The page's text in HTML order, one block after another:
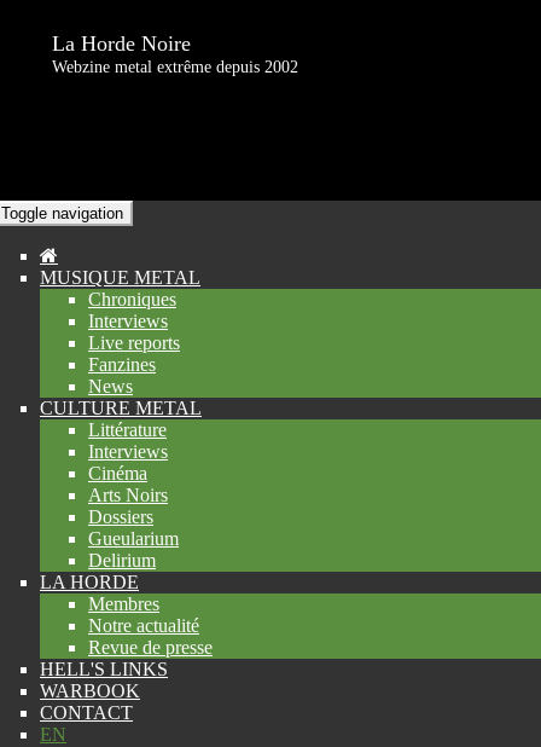
La Horde Noire
Webzine metal extrême depuis 2002
Toggle navigation
MUSIQUE METAL
Chroniques
Interviews
Live reports
Fanzines
News
CULTURE METAL
Littérature
Interviews
Cinéma
Arts Noirs
Dossiers
Gueularium
Delirium
LA HORDE
Membres
Notre actualité
Revue de presse
HELL'S LINKS
WARBOOK
CONTACT
EN